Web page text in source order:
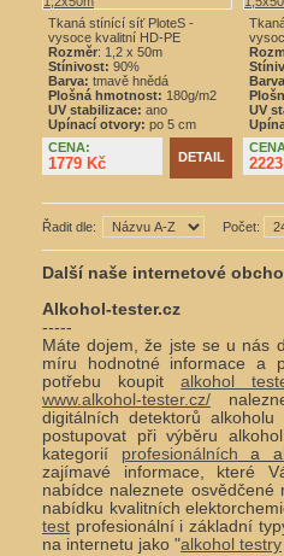
Tkaná stínící síť PloteS -
vysoce kvalitní HD-PE
Rozměr: 1,2 x 50m
Stínivost: 90%
Barva: tmavě hnědá
Plošná hmotnost: 180g/m2
UV stabilizace: ano
Upínací otvory: po 5 cm
UV
CENA:
1779 Kč DETAIL
Řadit dle: Počet:
Další naše internetové
Alkohol-tester.cz
-----
Máte dojem, že jste se u nás
míru hodnotné informace a
potřebu koupitalkohol
www.alkohol-tester.cz/
digitálních detektorů
postupovat při výběru
kategorií profesionálních a
zajímavé informace, které
nabídce naleznete osvědčené
nabídku kvalitních
test profesionální i základní
na internetu jako "alkohol testry